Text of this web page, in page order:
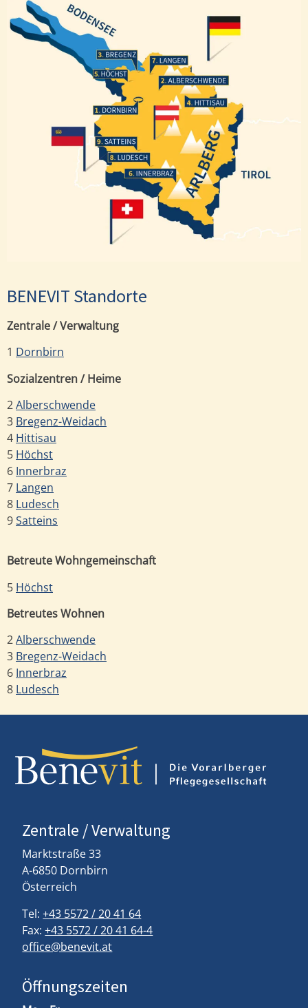
Dornbirn
Bregenz
Langen
Ludesch
Innerbraz
Alberschwende
Höchst
BENEVIT Standorte
Zentrale / Verwaltung
1 Dornbirn
Sozialzentren / Heime
2Alberschwende
3 Bregenz-Weidach
4 Hittisau
5 Höchst
6 Innerbraz
7 Langen
8 Ludesch
9Satteins
Betreute Wohngemeinschaft
5 Höchst
Betreutes Wohnen
2Alberschwende
3 Bregenz-Weidach
6 Innerbraz
8 Ludesch
Zentrale / Verwaltung
Marktstraße 33
A-6850 Dornbirn
Österreich
Tel:+43 5572 / 20 41 64
Fax:+43 5572 / 20 41 64-4
office@benevit.at
Öffnungszeiten